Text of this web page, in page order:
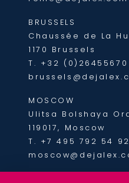
BRUSSELS
Chaussée de La
1170 Brussels
T. +32 (0)26455670
MOSCOW
Ulitsa Bolshaya
119017, Moscow
T. +7 495 792 54 92